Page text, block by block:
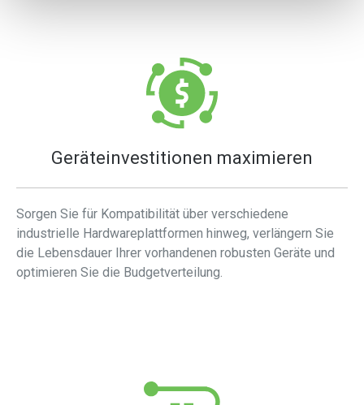
Geräteinvestitionen maximieren
Sorgen Sie für Kompatibilität über verschiedene
industrielle Hardwareplattformen hinweg, verlängern Sie
die Lebensdauer Ihrer vorhandenen robusten Geräte und
optimieren Sie die Budgetverteilung.